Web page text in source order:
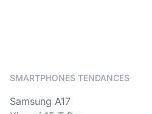
SMARTPHONES TENDANCES
Samsung A17